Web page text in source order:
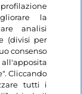
la
analisi
(divisi per
consenso
Cliccando
tutti i